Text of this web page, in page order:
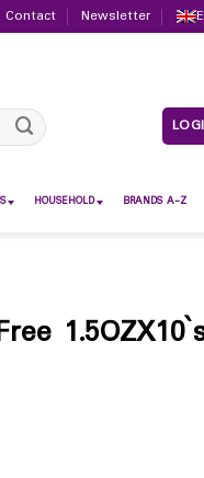
Contact Newsletter
HOUSEHOLD BRANDS A-Z